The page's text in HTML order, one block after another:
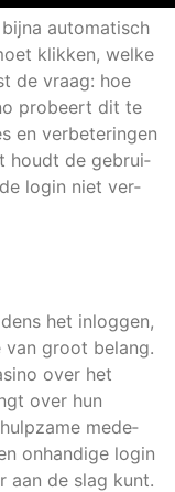
auto­ma­tisch
klik­ken, wel­ke
de vraag: hoe
pro­be­ert dit te
en ver­be­te­rin­gen
houdt de gebrui­
log­in niet ver­
het inlog­gen,
groot belang.
over het
over hun
mede­
onhan­di­ge log­in
aan de slag kunt.